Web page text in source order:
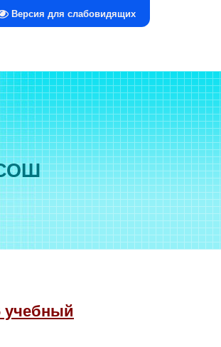
Версия для слабовидящих
учебный